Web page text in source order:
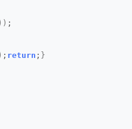
;
) ; return ; }